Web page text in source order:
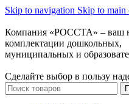
Skip to navigation Skip to main
Компания «РОССТА» – ваш
комплектации дошкольных,
муниципальных и
Сделайте выбор в пользу